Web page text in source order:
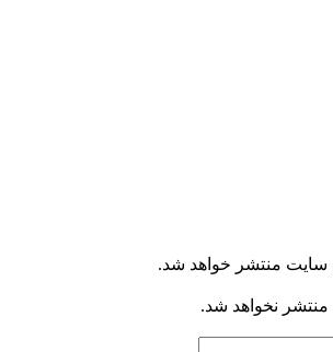
سایت منتشر خواهد شد.
منتشر نخواهد شد.